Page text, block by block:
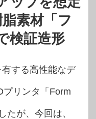
素材「フ
検証造形
する高性能なデ
プリンタ「Form
したが、今回は、